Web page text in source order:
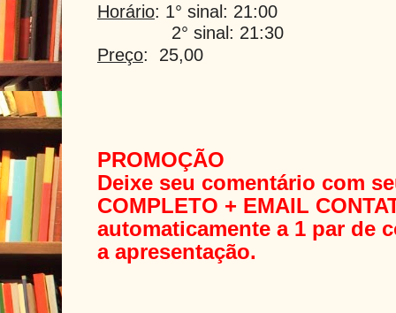
Horário: 1° sinal: 21:00
2° sinal: 21:30
Preço: 25,00
PROMOÇÃO
Deixe seu comentário com
COMPLETO + EMAIL
automaticamente a 1 par de
a apresentação.